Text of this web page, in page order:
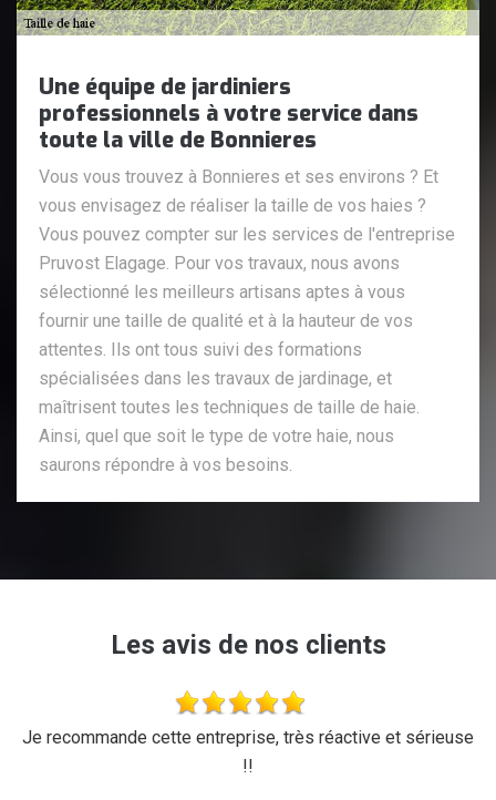
Une équipe de jardiniers
professionnels à votre service dans
toute la ville de Bonnieres
Vous vous trouvez à Bonnieres et ses environs ? Et
vous envisagez de réaliser la taille de vos haies ?
Vous pouvez compter sur les services de l'entreprise
Pruvost Elagage. Pour vos travaux, nous avons
sélectionné les meilleurs artisans aptes à vous
fournir une taille de qualité et à la hauteur de vos
attentes. Ils ont tous suivi des formations
spécialisées dans les travaux de jardinage, et
maîtrisent toutes les techniques de taille de haie.
Ainsi, quel que soit le type de votre haie, nous
saurons répondre à vos besoins.
Les avis de nos clients
Je recommande cette entreprise, très réactive et sérieuse
!!